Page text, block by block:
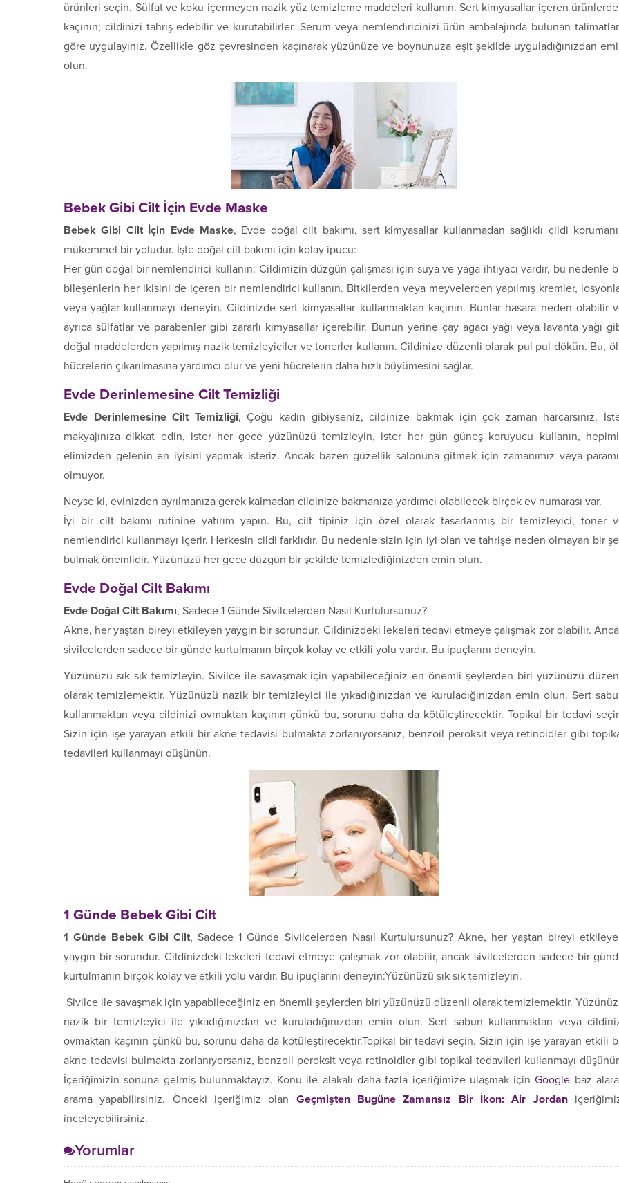
ürünleri seçin. Sülfat ve koku içermeyen nazik yüz temizleme maddeleri kullanın. Sert kimyasallar içeren
kaçının; cildinizi tahriş edebilir ve kurutabilirler. Serum veya nemlendiricinizi ürün ambalajında bulunan
göre uygulayınız. Özellikle göz çevresinden kaçınarak yüzünüze ve boynunuza eşit şekilde uyguladığınızdan
olun.
Bebek Gibi Cilt İçin Evde Maske
Bebek Gibi Cilt İçin Evde Maske, Evde doğal cilt bakımı, sert kimyasallar kullanmadan sağlıklı cildi
mükemmel bir yoludur. İşte doğal cilt bakımı için kolay ipucu:
Her gün doğal bir nemlendirici kullanın. Cildimizin düzgün çalışması için suya ve yağa ihtiyacı vardır, bu nedenle
bileşenlerin her ikisini de içeren bir nemlendirici kullanın. Bitkilerden veya meyvelerden yapılmış kremler,
veya yağlar kullanmayı deneyin. Cildinizde sert kimyasallar kullanmaktan kaçının. Bunlar hasara neden olabilir
ayrıca sülfatlar ve parabenler gibi zararlı kimyasallar içerebilir. Bunun yerine çay ağacı yağı veya lavanta yağı
doğal maddelerden yapılmış nazik temizleyiciler ve tonerler kullanın. Cildinize düzenli olarak pul pul dökün. Bu,
hücrelerin çıkarılmasına yardımcı olur ve yeni hücrelerin daha hızlı büyümesini sağlar.
Evde Derinlemesine Cilt Temizliği
Evde Derinlemesine Cilt Temizliği, Çoğu kadın gibiyseniz, cildinize bakmak için çok zaman harcarsınız.
makyajınıza dikkat edin, ister her gece yüzünüzü temizleyin, ister her gün güneş koruyucu kullanın,
elimizden gelenin en iyisini yapmak isteriz. Ancak bazen güzellik salonuna gitmek için zamanımız veya
olmuyor.
Neyse ki, evinizden ayrılmanıza gerek kalmadan cildinize bakmanıza yardımcı olabilecek birçok ev numarası var.
İyi bir cilt bakımı rutinine yatırım yapın. Bu, cilt tipiniz için özel olarak tasarlanmış bir temizleyici, toner
nemlendirici kullanmayı içerir. Herkesin cildi farklıdır. Bu nedenle sizin için iyi olan ve tahrişe neden olmayan bir
bulmak önemlidir. Yüzünüzü her gece düzgün bir şekilde temizlediğinizden emin olun.
Evde Doğal Cilt Bakımı
Evde Doğal Cilt Bakımı, Sadece 1 Günde Sivilcelerden Nasıl Kurtulursunuz?
Akne, her yaştan bireyi etkileyen yaygın bir sorundur. Cildinizdeki lekeleri tedavi etmeye çalışmak zor olabilir.
sivilcelerden sadece bir günde kurtulmanın birçok kolay ve etkili yolu vardır. Bu ipuçlarını deneyin.
Yüzünüzü sık sık temizleyin. Sivilce ile savaşmak için yapabileceğiniz en önemli şeylerden biri yüzünüzü
olarak temizlemektir. Yüzünüzü nazik bir temizleyici ile yıkadığınızdan ve kuruladığınızdan emin olun. Sert
kullanmaktan veya cildinizi ovmaktan kaçının çünkü bu, sorunu daha da kötüleştirecektir. Topikal bir tedavi
Sizin için işe yarayan etkili bir akne tedavisi bulmakta zorlanıyorsanız, benzoil peroksit veya retinoidler gibi
tedavileri kullanmayı düşünün.
1 Günde Bebek Gibi Cilt
1 Günde Bebek Gibi Cilt, Sadece 1 Günde Sivilcelerden Nasıl Kurtulursunuz? Akne, her yaştan bireyi
yaygın bir sorundur. Cildinizdeki lekeleri tedavi etmeye çalışmak zor olabilir, ancak sivilcelerden sadece bir
kurtulmanın birçok kolay ve etkili yolu vardır. Bu ipuçlarını deneyin:Yüzünüzü sık sık temizleyin.
Sivilce ile savaşmak için yapabileceğiniz en önemli şeylerden biri yüzünüzü düzenli olarak temizlemektir.
nazik bir temizleyici ile yıkadığınızdan ve kuruladığınızdan emin olun. Sert sabun kullanmaktan veya
ovmaktan kaçının çünkü bu, sorunu daha da kötüleştirecektir.Topikal bir tedavi seçin. Sizin için işe yarayan etkili
akne tedavisi bulmakta zorlanıyorsanız, benzoil peroksit veya retinoidler gibi topikal tedavileri kullanmayı
İçeriğimizin sonuna gelmiş bulunmaktayız. Konu ile alakalı daha fazla içeriğimize ulaşmak içinGoogle baz
arama yapabilirsiniz. Önceki içeriğimiz olan Geçmişten Bugüne Zamansız Bir İkon: Air Jordan
inceleyebilirsiniz.
Yorumlar